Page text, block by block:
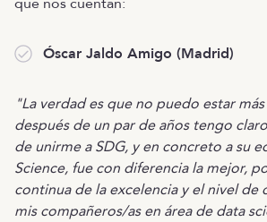
Óscar Jaldo Amigo (Madrid)
"La verdad es que no puedo estar
después de un par de años tengo
de unirme a SDG, y en concreto a su
Science, fue con diferencia la mejor,
continua de la excelencia y el nivel
mis compañeros/as en área de data